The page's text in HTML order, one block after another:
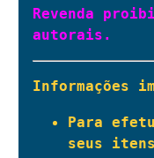
Revenda
autorais.
Informações
Para
seus